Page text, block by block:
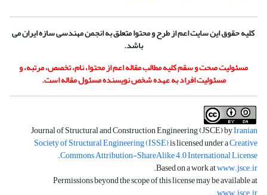
کلیه حقوق این سایت اعم از طرح و محتوا متعلق به انجمن مهندسی سازه ایران می
باشد.
مسئولیت صحت و سقم کلیه مطالب مقاله اعم از محتوا، نام، تخصص، مرتبه، و
مسئولیت افراد به عهده شخص نویسنده مسئول مقاله است.
Journal of Structural and Construction Engineering (JSCE) byIranian
Society of Structural Engineering (ISSE)is licensed under aCreative
Commons Attribution-ShareAlike 4.0 International License
.
Based on a work atwww.jsce.ir
.
Permissions beyond the scope of this license may be available at